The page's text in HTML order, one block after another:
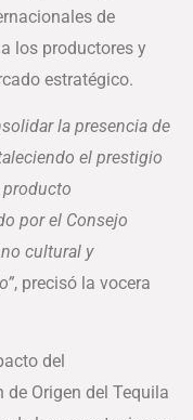
de
los productores y
estratégico.
la presencia de
el prestigio
producto
por el Consejo
cultural y
, precisó la vocera
del
Origen del Tequila